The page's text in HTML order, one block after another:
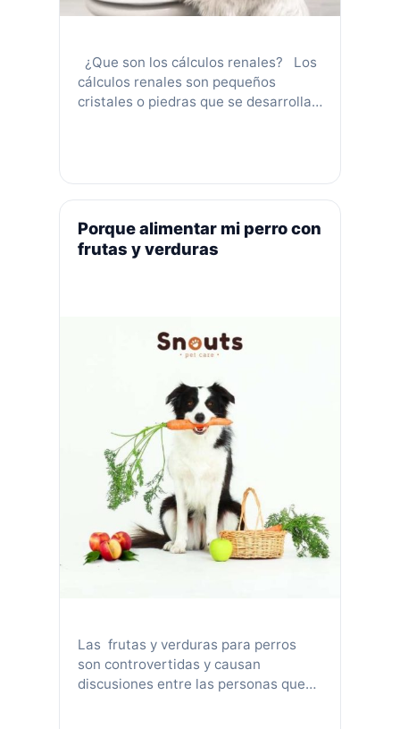
¿Que son los cálculos renales? Los
cálculos renales son pequeños
cristales o piedras que se desarrollan
encuentran en la orina, las cuales
endurecen formando cuerpos
parecidos a las piedras. La mayoría
de estas piedras son formadas por …
Leer más
Porque alimentar mi perro con
frutas y verduras
Las frutas y verduras para perros
son controvertidas y causan
discusiones entre las personas que